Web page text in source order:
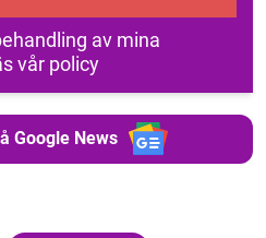
av mina
vår policy
Google News